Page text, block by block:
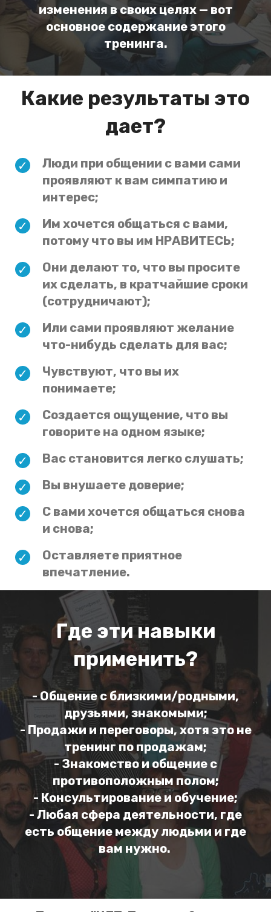
изменения в своих целях — вот
основное содержание этого
тренинга.
Какие результаты это
дает?
Люди при общении с вами сами
проявляют к вам симпатию и
интерес;
Им хочется общаться с вами,
потому что вы им НРАВИТЕСЬ;
Они делают то, что вы просите
их сделать, в кратчайшие сроки
(сотрудничают);
Или сами проявляют желание
что-нибудь сделать для вас;
Чувствуют, что вы их
понимаете;
Создается ощущение, что вы
говорите на одном языке;
Вас становится легко слушать;
Вы внушаете доверие;
С вами хочется общаться снова
и снова;
Оставляете приятное
впечатление.
Где эти навыки
применить?
- Общение с близкими/родными,
друзьями, знакомыми;
- Продажи и переговоры, хотя это не
тренинг по продажам;
- Знакомство и общение с
противоположным полом;
- Консультирование и обучение;
- Любая сфера деятельности, где
есть общение между людьми и где
вам нужно.